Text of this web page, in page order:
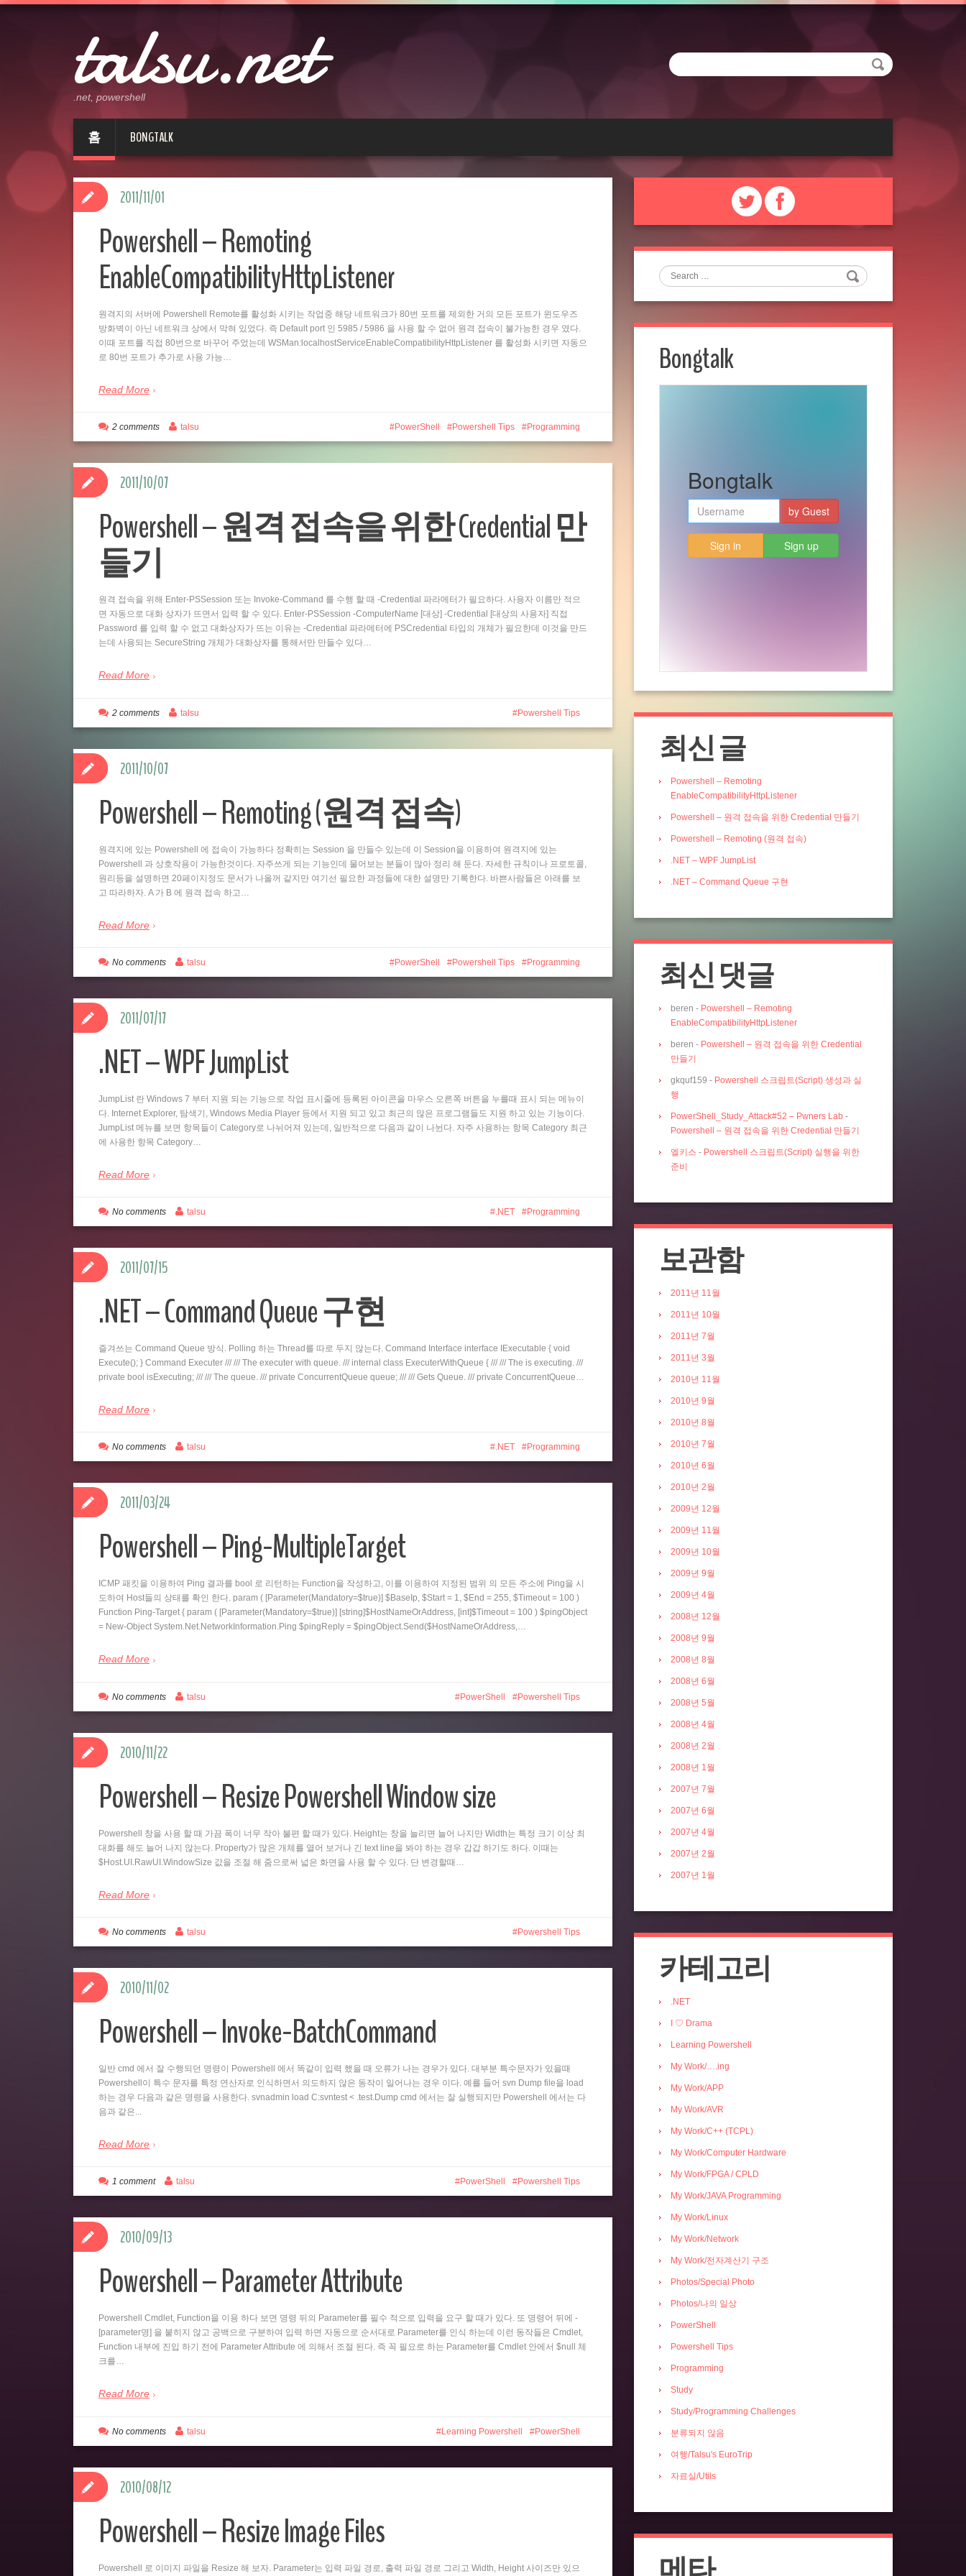
talsu.net
.net, powershell
홈 BONGTALK
Powershell – Remoting
EnableCompatibilityHttpListener
원격지의 서버에 Powershell Remote를 활성화 시키는 작업중 해당 네트워크가 80번 포트를 제외한 거의 모든 포트가 윈도우즈
방화벽이 아닌 네트워크 상에서 막혀 있었다. 즉 Default port 인 5985 / 5986 을 사용 할 수 없어 원격 접속이 불가능한 경우 였다.
이때 포트를 직접 80번으로 바꾸어 주었는데 WSMan:localhostServiceEnableCompatibilityHttpListener 를 활성화 시키면 자동으
로 80번 포트가 추가로 사용 가능…
Read More
2011/11/01
PowerShell Powershell Tips Programming
2 comments talsu
Powershell – 원격 접속을 위한 Credential 만
들기
원격 접속을 위해 Enter-PSSession 또는 Invoke-Command 를 수행 할 때 -Credential 파라메터가 필요하다. 사용자 이름만 적으
면 자동으로 대화 상자가 뜨면서 입력 할 수 있다. Enter-PSSession -ComputerName [대상] -Credential [대상의 사용자] 직접
Password 를 입력 할 수 없고 대화상자가 뜨는 이유는 -Credential 파라메터에 PSCredential 타입의 개체가 필요한데 이것을 만드
는데 사용되는 SecureString 개체가 대화상자를 통해서만 만들수 있다…
Read More
2011/10/07
Powershell Tips
2 comments talsu
Powershell – Remoting (원격 접속)
원격지에 있는 Powershell 에 접속이 가능하다 정확히는 Session 을 만들수 있는데 이 Session을 이용하여 원격지에 있는
Powershell 과 상호작용이 가능한것이다. 자주쓰게 되는 기능인데 물어보는 분들이 많아 정리 해 둔다. 자세한 규칙이나 프로토콜,
원리등을 설명하면 20페이지정도 문서가 나올꺼 같지만 여기선 필요한 과정들에 대한 설명만 기록한다. 바쁜사람들은 아래를 보
고 따라하자. A 가 B 에 원격 접속 하고…
Read More
2011/10/07
PowerShell Powershell Tips Programming
No comments talsu
.NET – WPF JumpList
JumpList 란 Windows 7 부터 지원 되는 기능으로 작업 표시줄에 등록된 아이콘을 마우스 오른쪽 버튼을 누를때 표시 되는 메뉴이
다. Internet Explorer, 탐색기, Windows Media Player 등에서 지원 되고 있고 최근의 많은 프로그램들도 지원 하고 있는 기능이다.
JumpList 메뉴를 보면 항목들이 Category로 나뉘어져 있는데, 일반적으로 다음과 같이 나뉜다. 자주 사용하는 항목 Category 최근
에 사용한 항목 Category…
Read More
2011/07/17
.NET Programming
No comments talsu
.NET – Command Queue 구현
즐겨쓰는 Command Queue 방식. Polling 하는 Thread를 따로 두지 않는다. Command Interface interface IExecutable { void
Execute(); } Command Executer /// /// The executer with queue. /// internal class ExecuterWithQueue { /// /// The is executing. ///
private bool isExecuting; /// /// The queue. /// private ConcurrentQueue queue; /// /// Gets Queue. /// private ConcurrentQueue…
Read More
2011/07/15
.NET Programming
No comments talsu
Powershell – Ping-MultipleTarget
ICMP 패킷을 이용하여 Ping 결과를 bool 로 리턴하는 Function을 작성하고, 이를 이용하여 지정된 범위 의 모든 주소에 Ping을 시
도하여 Host들의 상태를 확인 한다. param ( [Parameter(Mandatory=$true)] $BaseIp, $Start = 1, $End = 255, $Timeout = 100 )
Function Ping-Target { param ( [Parameter(Mandatory=$true)] [string]$HostNameOrAddress, [int]$Timeout = 100 ) $pingObject
= New-Object System.Net.NetworkInformation.Ping $pingReply = $pingObject.Send($HostNameOrAddress,…
Read More
2011/03/24
PowerShell Powershell Tips
No comments talsu
Powershell – Resize Powershell Window size
Powershell 창을 사용 할 때 가끔 폭이 너무 작아 불편 할 때가 있다. Height는 창을 늘리면 늘어 나지만 Width는 특정 크기 이상 최
대화를 해도 늘어 나지 않는다. Property가 많은 개체를 열어 보거나 긴 text line을 봐야 하는 경우 갑갑 하기도 하다. 이때는
$Host.UI.RawUI.WindowSize 값을 조절 해 줌으로써 넓은 화면을 사용 할 수 있다. 단 변경할때…
Read More
2010/11/22
Powershell Tips
No comments talsu
Powershell – Invoke-BatchCommand
일반 cmd 에서 잘 수행되던 명령이 Powershell 에서 똑같이 입력 했을 때 오류가 나는 경우가 있다. 대부분 특수문자가 있을때
Powershell이 특수 문자를 특정 연산자로 인식하면서 의도하지 않은 동작이 일어나는 경우 이다. 예를 들어 svn Dump file을 load
하는 경우 다음과 같은 명령을 사용한다. svnadmin load C:svntest < .test.Dump cmd 에서는 잘 실행되지만 Powershell 에서는 다
음과 같은...
Read More
2010/11/02
PowerShell Powershell Tips
1 comment talsu
Powershell – Parameter Attribute
Powershell Cmdlet, Function을 이용 하다 보면 명령 뒤의 Parameter를 필수 적으로 입력을 요구 할 때가 있다. 또 명령어 뒤에 -
[parameter명] 을 붙히지 않고 공백으로 구분하여 입력 하면 자동으로 순서대로 Parameter를 인식 하는데 이런 동작들은 Cmdlet,
Function 내부에 진입 하기 전에 Parameter Attribute 에 의해서 조절 된다. 즉 꼭 필요로 하는 Parameter를 Cmdlet 안에서 $null 체
크를…
Read More
2010/09/13
Learning Powershell PowerShell
No comments talsu
Powershell – Resize Image Files
Powershell 로 이미지 파일을 Resize 해 보자. Parameter는 입력 파일 경로, 출력 파일 경로 그리고 Width, Height 사이즈만 있으
2010/08/12
Search
Bongtalk
최신 글
Powershell – Remoting
EnableCompatibilityHttpListener
Powershell – 원격 접속을 위한 Credential 만들기
Powershell – Remoting (원격 접속)
.NET – WPF JumpList
.NET – Command Queue 구현
최신 댓글
beren - Powershell – Remoting
EnableCompatibilityHttpListener
beren - Powershell – 원격 접속을 위한 Credential
만들기
gkquf159 - Powershell 스크립트(Script) 생성과 실
행
PowerShell_Study_Attack#52 – Pwners Lab -
Powershell – 원격 접속을 위한 Credential 만들기
엘키스 - Powershell 스크립트(Script) 실행을 위한
준비
보관함
2011년 11월
2011년 10월
2011년 7월
2011년 3월
2010년 11월
2010년 9월
2010년 8월
2010년 7월
2010년 6월
2010년 2월
2009년 12월
2009년 11월
2009년 10월
2009년 9월
2009년 4월
2008년 12월
2008년 9월
2008년 8월
2008년 6월
2008년 5월
2008년 4월
2008년 2월
2008년 1월
2007년 7월
2007년 6월
2007년 4월
2007년 2월
2007년 1월
카테고리
.NET
I ♡ Drama
Learning Powershell
My Work/….ing
My Work/APP
My Work/AVR
My Work/C++ (TCPL)
My Work/Computer Hardware
My Work/FPGA / CPLD
My Work/JAVA Programming
My Work/Linux
My Work/Network
My Work/전자계산기 구조
Photos/Special Photo
Photos/나의 일상
PowerShell
Powershell Tips
Programming
Study
Study/Programming Challenges
분류되지 않음
여행/Talsu's EuroTrip
자료실/Utils